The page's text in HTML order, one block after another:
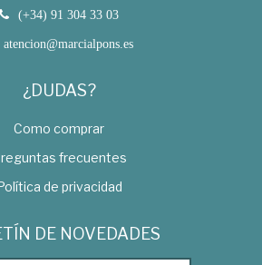
(+34) 91 304 33 03
atencion@marcialpons.es
¿DUDAS?
Como comprar
frecuentes
de privacidad
DE NOVEDADES